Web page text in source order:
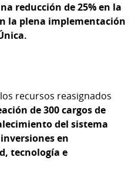
reducción de 25% en la
la plena implementación
recursos reasignados
de 300 cargos de
del sistema
en
tecnología e